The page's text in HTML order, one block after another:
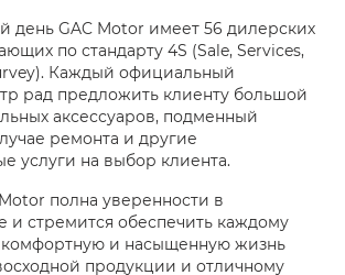
день GAC Motor имеет 56 дилерских
по стандарту 4S (Sale, Services,
Каждый официальный
рад предложить клиенту большой
аксессуаров, подменный
ремонта и другие
услуги на выбор клиента.
полна уверенности в
и стремится обеспечить каждому
комфортную и насыщенную жизнь
продукции и отличному